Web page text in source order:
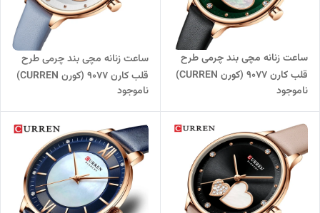
ساعت زنانه مچی بند چرمی طرح
قلب کارن 9077 (کورن CURREN)
مشکی-سبز
ناموجود
ساعت زنانه مچی بند چرمی طرح
قلب کارن 9077 (کورن CURREN)
طوسی-سفید
ناموجود